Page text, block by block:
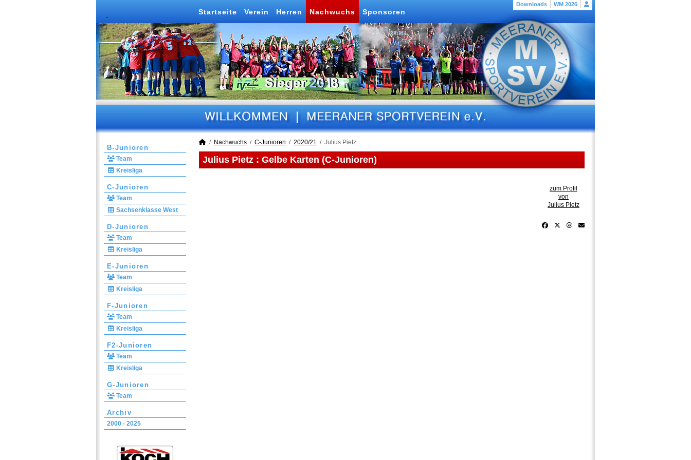
Downloads WM 2026
Startseite Verein Herren Nachwuchs Sponsoren
B-Junioren
Team
Kreisliga
C-Junioren
Team
Sachsenklasse West
D-Junioren
Team
Kreisliga
E-Junioren
Team
Kreisliga
F-Junioren
Team
Kreisliga
F2-Junioren
Team
Kreisliga
G-Junioren
Team
Archiv
2000 - 2025
Nachwuchs C-Junioren 2020/21 Julius Pietz
Julius Pietz : Gelbe Karten (C-Junioren)
zum Profil
von
Julius Pietz